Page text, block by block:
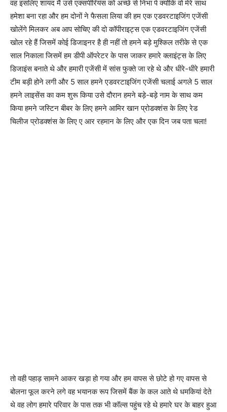
वह इसलिए शायद मैं उसे एक्सपीरियंस को अच्छे से निभा पे क्योंकि वो मेरे साथ
हमेशा बना रहा और हम दोनों ने फैसला लिया की हम एक एडवरटाइजिंग एजेंसी
खोलेंगे मिलकर अब आप सोचिए की दो कॉपीराइट्स एक एडवरटाइजिंग एजेंसी
खोल रहे हैं जिसमें कोई डिजाइनर है ही नहीं तो हमने बड़े मुश्किल तरीके से एक
साल निकाला जिसमें हम डीपी ऑपरेटर के पास जाकर हमारे क्लाइंट्स के लिए
डिजाइंस बनाते थे और हमारी एजेंसी में सांस फुक्ते जा रहे थे और धीरे-धीरे हमारी
टीम बड़ी होने लगी और 5 साल हमने एडवरटाइजिंग एजेंसी चलाई अगले 5 साल
हमने लाइसेंस का कम शुरू किया उसे दौरान हमने बड़े-बड़े नाम के साथ कम
किया हमने जस्टिन बीबर के लिए हमने आमिर खान प्रोडक्शंस के लिए रेड
चिलीज प्रोडक्शंस के लिए ए आर रहमान के लिए और एक दिन जब पता चला!
तो वही पहाड़ सामने आकर खड़ा हो गया और हम वापस से छोटे हो गए वापस से
बोलना फूल करने लगे वह भयानक रूप जिसमें बैंक के कल आते थे धमकियां देते
थे वह लोग हमारे परिवार के पास तक भी कॉल्स पहुंच रहे थे हमारे घर के बाहर हुआ